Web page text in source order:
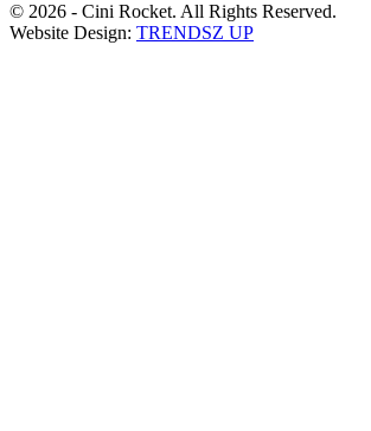
© 2026 - Cini Rocket. All Rights Reserved.
Website Design: TRENDSZ UP